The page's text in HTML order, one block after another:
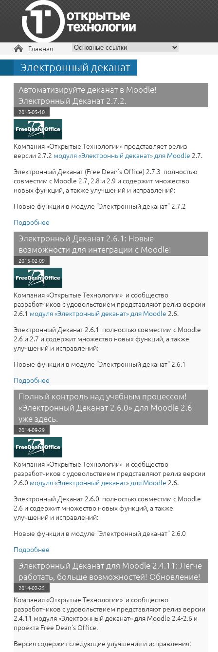
Вы здесь
Главная
Электронный деканат
Автоматизируйте деканат в Moodle!
Электронный Деканат 2.7.2.
2015-05-10
Компания «Открытые Технологии» представляет релиз
версии 2.7.2 модуля «​Электронный деканат» для Moodle 2.7.
Электронный Деканат (Free Dean's Office) 2.7.3 полностью
совместим с Moodle 2.7, 2.8 и 2.9 и содержит множество
новых функций, а также улучшений и исправлений:
Новые функции в модуле "Электронный деканат" 2.7.2
Подробнее
Деканат 2.7.2.
Электронный Деканат 2.6.1: Новые
возможности для интеграции с Moodle!
2015-02-09
Компания «Открытые Технологии» и сообщество
разработчиков с удовольствием представляют релиз версии
2.6.1 модуля «​Электронный деканат» для Moodle 2.6.
Электронный Деканат 2.6.1 полностью совместим с Moodle
2.6 и 2.7 и содержит множество новых функций, а также
улучшений и исправлений:
Новые функции в модуле "Электронный деканат" 2.6.1
Подробнее
для интеграции с Moodle!
Полный контроль над учебным процессом!
«Электронный Деканат 2.6.0» для Moodle 2.6
уже здесь.
2014-09-29
Компания «Открытые Технологии» и сообщество
разработчиков с удовольствием представляют релиз версии
2.6.0 модуля «​Электронный деканат» для Moodle 2.6.
Электронный Деканат 2.6.0 полностью совместим с Moodle
2.6 и содержит множество новых функций, а также
улучшений и исправлений:
Новые функции в модуле "Электронный деканат" 2.6.0
Подробнее
«Электронный Деканат 2.6.0» для Moodle 2.6 уже
здесь.
Электронный Деканат для Moodle 2.4.11: Легче
работать, больше возможностей! Обновление!
2014-02-25
Компания «Открытые Технологии» и сообщество
разработчиков с удовольствием представляют релиз версии
2.4.11 модуля «​Электронный деканат» для Moodle 2.4-2.6 и
проекта Free Dean's Office.
Версия содержит следующие улучшения и исправления: